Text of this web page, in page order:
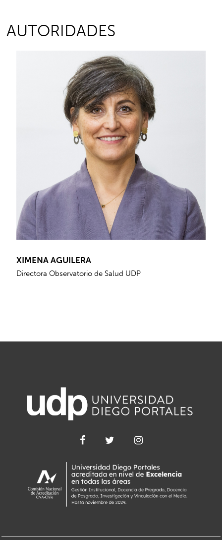
AUTORIDADES
XIMENA AGUILERA
Directora Observatorio de Salud UDP